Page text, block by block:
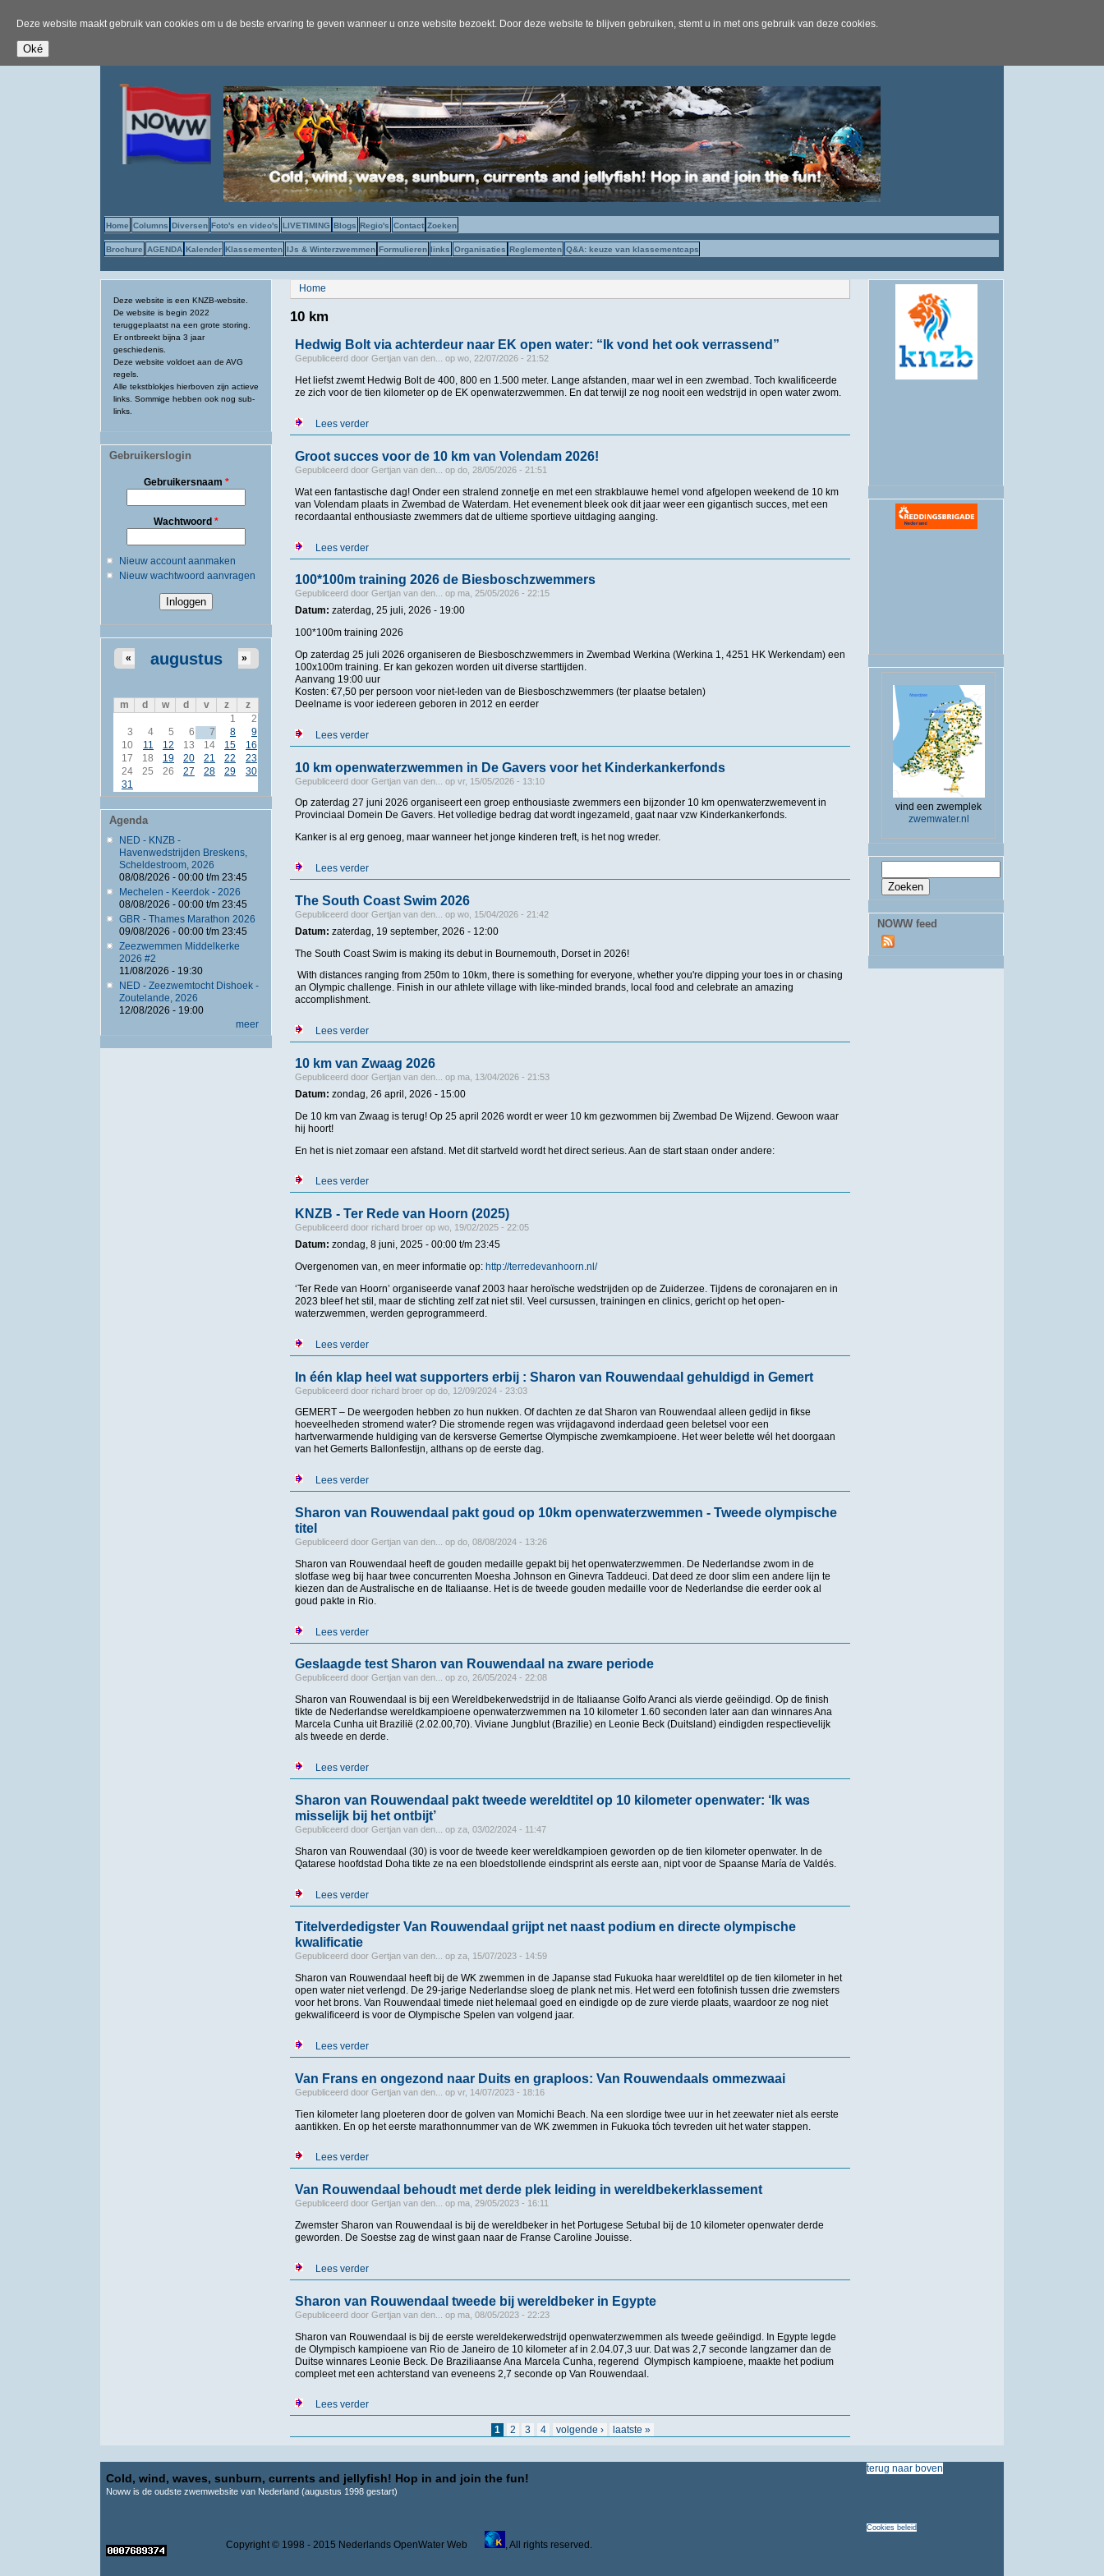
Deze website maakt gebruik van cookies om u de beste ervaring te geven wanneer u onze website bezoekt. Door deze website te blijven gebruiken, stemt u in met ons gebruik van deze cookies.
Home Columns Diversen Foto's en video's LIVETIMING Blogs Regio's Contact Zoeken
Brochure AGENDA Kalender Klassementen IJs & Winterzwemmen Formulieren links Organisaties Reglementen Q&A: keuze van klassementcaps
Deze website is een KNZB-website.
De website is begin 2022
teruggeplaatst na een grote storing.
Er ontbreekt bijna 3 jaar
geschiedenis.
Deze website voldoet aan de AVG
regels.
Alle tekstblokjes hierboven zijn actieve
links. Sommige hebben ook nog sub-
links.
Gebruikerslogin
Gebruikersnaam *
Wachtwoord *
Nieuw account aanmaken
Nieuw wachtwoord aanvragen
augustus
« »
m d w d v z
z
1
2
3
4 5 6 7 8
9
10
11 12 13 14 15
16
17
18 19 20 21 22
23
24
25 26 27 28 29
30
31
Agenda
NED - KNZB -
Havenwedstrijden Breskens,
Scheldestroom, 2026
08/08/2026 - 00:00t/m 23:45
Mechelen - Keerdok - 2026
08/08/2026 - 00:00t/m 23:45
GBR - Thames Marathon 2026
09/08/2026 - 00:00t/m 23:45
Zeezwemmen Middelkerke
2026 #2
11/08/2026 - 19:30
NED - Zeezwemtocht Dishoek -
Zoutelande, 2026
12/08/2026 - 19:00
meer
U bent hier
Home
10 km
Hedwig Bolt via achterdeur naar EK open water: “Ik vond het ook verrassend”
Gepubliceerd door Gertjan van den... op wo, 22/07/2026 - 21:52
Het liefst zwemt Hedwig Bolt de 400, 800 en 1.500 meter. Lange afstanden, maar wel in een zwembad. Toch kwalificeerde
ze zich voor de tien kilometer op de EK openwaterzwemmen. En dat terwijl ze nog nooit een wedstrijd in open water zwom.
Lees verderover Hedwig Bolt via achterdeur naar EK open water: “Ik vond het ook verrassend”
Groot succes voor de 10 km van Volendam 2026!
Gepubliceerd door Gertjan van den... op do, 28/05/2026 - 21:51
Wat een fantastische dag! Onder een stralend zonnetje en met een strakblauwe hemel vond afgelopen weekend de 10 km
van Volendam plaats in Zwembad de Waterdam. Het evenement bleek ook dit jaar weer een gigantisch succes, met een
recordaantal enthousiaste zwemmers dat de ultieme sportieve uitdaging aanging.
Lees verderover Groot succes voor de 10 km van Volendam 2026!
100*100m training 2026 de Biesboschzwemmers
Gepubliceerd door Gertjan van den... op ma, 25/05/2026 - 22:15
Datum: zaterdag, 25 juli, 2026 - 19:00
100*100m training 2026
Op zaterdag 25 juli 2026 organiseren de Biesboschzwemmers in Zwembad Werkina (Werkina 1, 4251 HK Werkendam) een
100x100m training. Er kan gekozen worden uit diverse starttijden.
Aanvang 19:00 uur
Kosten: €7,50 per persoon voor niet-leden van de Biesboschzwemmers (ter plaatse betalen)
Deelname is voor iedereen geboren in 2012 en eerder
Lees verderover 100*100m training 2026 de Biesboschzwemmers
10 km openwaterzwemmen in De Gavers voor het Kinderkankerfonds
Gepubliceerd door Gertjan van den... op vr, 15/05/2026 - 13:10
Op zaterdag 27 juni 2026 organiseert een groep enthousiaste zwemmers een bijzonder 10 km openwaterzwemevent in
Provinciaal Domein De Gavers. Het volledige bedrag dat wordt ingezameld, gaat naar vzw Kinderkankerfonds.
Kanker is al erg genoeg, maar wanneer het jonge kinderen treft, is het nog wreder.
Lees verderover 10 km openwaterzwemmen in De Gavers voor het Kinderkankerfonds
The South Coast Swim 2026
Gepubliceerd door Gertjan van den... op wo, 15/04/2026 - 21:42
Datum: zaterdag, 19 september, 2026 - 12:00
The South Coast Swim is making its debut in Bournemouth, Dorset in 2026!
With distances ranging from 250m to 10km, there is something for everyone, whether you're dipping your toes in or chasing
an Olympic challenge. Finish in our athlete village with like-minded brands, local food and celebrate an amazing
accomplishment.
Lees verderover The South Coast Swim 2026
10 km van Zwaag 2026
Gepubliceerd door Gertjan van den... op ma, 13/04/2026 - 21:53
Datum: zondag, 26 april, 2026 - 15:00
De 10 km van Zwaag is terug! Op 25 april 2026 wordt er weer 10 km gezwommen bij Zwembad De Wijzend. Gewoon waar
hij hoort!
En het is niet zomaar een afstand. Met dit startveld wordt het direct serieus. Aan de start staan onder andere:
Lees verderover 10 km van Zwaag 2026
KNZB - Ter Rede van Hoorn (2025)
Gepubliceerd door richard broerop wo, 19/02/2025 - 22:05
Datum: zondag, 8 juni, 2025 - 00:00t/m 23:45
Overgenomen van, en meer informatie op: http://terredevanhoorn.nl/
‘Ter Rede van Hoorn’ organiseerde vanaf 2003 haar heroïsche wedstrijden op de Zuiderzee. Tijdens de coronajaren en in
2023 bleef het stil, maar de stichting zelf zat niet stil. Veel cursussen, trainingen en clinics, gericht op het open-
waterzwemmen, werden geprogrammeerd.
Lees verderover KNZB - Ter Rede van Hoorn (2025)
In één klap heel wat supporters erbij : Sharon van Rouwendaal gehuldigd in Gemert
Gepubliceerd door richard broerop do, 12/09/2024 - 23:03
GEMERT – De weergoden hebben zo hun nukken. Of dachten ze dat Sharon van Rouwendaal alleen gedijd in fikse
hoeveelheden stromend water? Die stromende regen was vrijdagavond inderdaad geen beletsel voor een
hartverwarmende huldiging van de kersverse Gemertse Olympische zwemkampioene. Het weer belette wél het doorgaan
van het Gemerts Ballonfestijn, althans op de eerste dag.
Lees verderover In één klap heel wat supporters erbij : Sharon van Rouwendaal gehuldigd in Gemert
Sharon van Rouwendaal pakt goud op 10km openwaterzwemmen - Tweede olympische
titel
Gepubliceerd door Gertjan van den... op do, 08/08/2024 - 13:26
Sharon van Rouwendaal heeft de gouden medaille gepakt bij het openwaterzwemmen. De Nederlandse zwom in de
slotfase weg bij haar twee concurrenten Moesha Johnson en Ginevra Taddeuci. Dat deed ze door slim een andere lijn te
kiezen dan de Australische en de Italiaanse. Het is de tweede gouden medaille voor de Nederlandse die eerder ook al
goud pakte in Rio.
Lees verderover Sharon van Rouwendaal pakt goud op 10km openwaterzwemmen - Tweede olympische titel
Geslaagde test Sharon van Rouwendaal na zware periode
Gepubliceerd door Gertjan van den... op zo, 26/05/2024 - 22:08
Sharon van Rouwendaal is bij een Wereldbekerwedstrijd in de Italiaanse Golfo Aranci als vierde geëindigd. Op de finish
tikte de Nederlandse wereldkampioene openwaterzwemmen na 10 kilometer 1.60 seconden later aan dan winnares Ana
Marcela Cunha uit Brazilië (2.02.00,70). Viviane Jungblut (Brazilie) en Leonie Beck (Duitsland) eindigden respectievelijk
als tweede en derde.
Lees verderover Geslaagde test Sharon van Rouwendaal na zware periode
Sharon van Rouwendaal pakt tweede wereldtitel op 10 kilometer openwater: ‘Ik was
misselijk bij het ontbijt’
Gepubliceerd door Gertjan van den... op za, 03/02/2024 - 11:47
Sharon van Rouwendaal (30) is voor de tweede keer wereldkampioen geworden op de tien kilometer openwater. In de
Qatarese hoofdstad Doha tikte ze na een bloedstollende eindsprint als eerste aan, nipt voor de Spaanse María de Valdés.
Lees verderover Sharon van Rouwendaal pakt tweede wereldtitel op 10 kilometer openwater: ‘Ik was misselijk bij het ontbijt’
Titelverdedigster Van Rouwendaal grijpt net naast podium en directe olympische
kwalificatie
Gepubliceerd door Gertjan van den... op za, 15/07/2023 - 14:59
Sharon van Rouwendaal heeft bij de WK zwemmen in de Japanse stad Fukuoka haar wereldtitel op de tien kilometer in het
open water niet verlengd. De 29-jarige Nederlandse sloeg de plank net mis. Het werd een fotofinish tussen drie zwemsters
voor het brons. Van Rouwendaal timede niet helemaal goed en eindigde op de zure vierde plaats, waardoor ze nog niet
gekwalificeerd is voor de Olympische Spelen van volgend jaar.
Lees verderover Titelverdedigster Van Rouwendaal grijpt net naast podium en directe olympische kwalificatie
Van Frans en ongezond naar Duits en graploos: Van Rouwendaals ommezwaai
Gepubliceerd door Gertjan van den... op vr, 14/07/2023 - 18:16
Tien kilometer lang ploeteren door de golven van Momichi Beach. Na een slordige twee uur in het zeewater niet als eerste
aantikken. En op het eerste marathonnummer van de WK zwemmen in Fukuoka tóch tevreden uit het water stappen.
Lees verderover Van Frans en ongezond naar Duits en graploos: Van Rouwendaals ommezwaai
Van Rouwendaal behoudt met derde plek leiding in wereldbekerklassement
Gepubliceerd door Gertjan van den... op ma, 29/05/2023 - 16:11
Zwemster Sharon van Rouwendaal is bij de wereldbeker in het Portugese Setubal bij de 10 kilometer openwater derde
geworden. De Soestse zag de winst gaan naar de Franse Caroline Jouisse.
Lees verderover Van Rouwendaal behoudt met derde plek leiding in wereldbekerklassement
Sharon van Rouwendaal tweede bij wereldbeker in Egypte
Gepubliceerd door Gertjan van den... op ma, 08/05/2023 - 22:23
Sharon van Rouwendaal is bij de eerste wereldekerwedstrijd openwaterzwemmen als tweede geëindigd. In Egypte legde
de Olympisch kampioene van Rio de Janeiro de 10 kilometer af in 2.04.07,3 uur. Dat was 2,7 seconde langzamer dan de
Duitse winnares Leonie Beck. De Braziliaanse Ana Marcela Cunha, regerend Olympisch kampioene, maakte het podium
compleet met een achterstand van eveneens 2,7 seconde op Van Rouwendaal.
Lees verderover Sharon van Rouwendaal tweede bij wereldbeker in Egypte
1 2 3 4 volgende › laatste »
vind een zwemplek
zwemwater.nl
Zoekveld
NOWW feed
Cold, wind, waves, sunburn, currents and jellyfish! Hop in and join the fun!
Noww is de oudste zwemwebsite van Nederland (augustus 1998 gestart)
terug naar boven
Copyright © 1998 - 2015 Nederlands OpenWater Web , All rights reserved.
Cookies beleid